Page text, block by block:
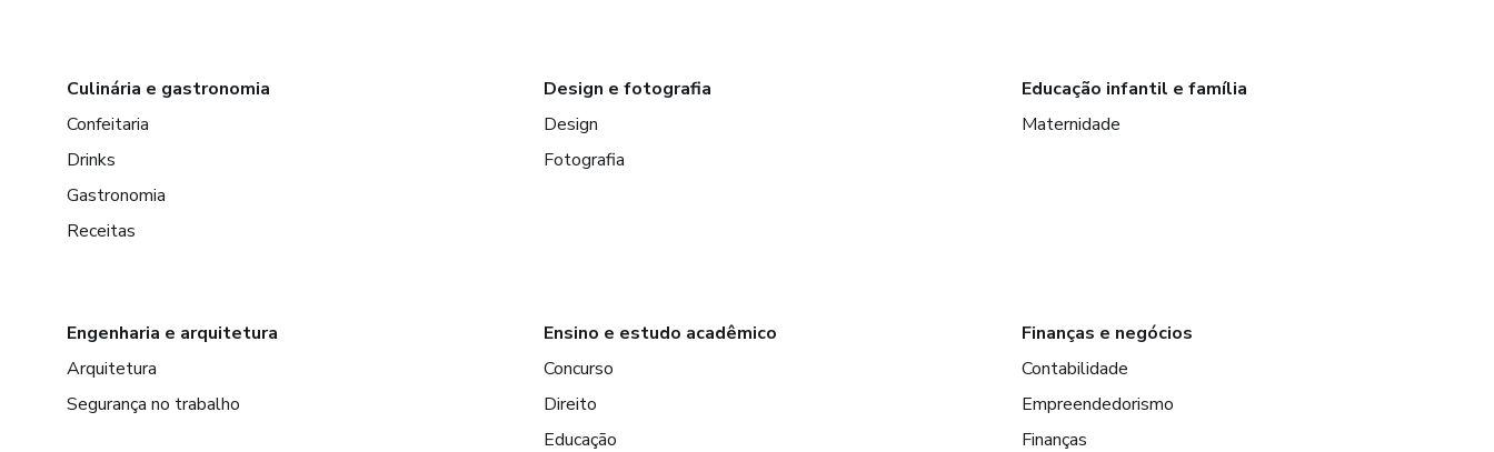
Culinária e gastronomia
Confeitaria
Drinks
Gastronomia
Receitas
Design e fotografia
Design
Fotografia
Educação infantil e família
Maternidade
Engenharia e arquitetura
Arquitetura
Segurança no trabalho
Ensino e estudo acadêmico
Concurso
Direito
Educação
Finanças e negócios
Contabilidade
Empreendedorismo
Finanças